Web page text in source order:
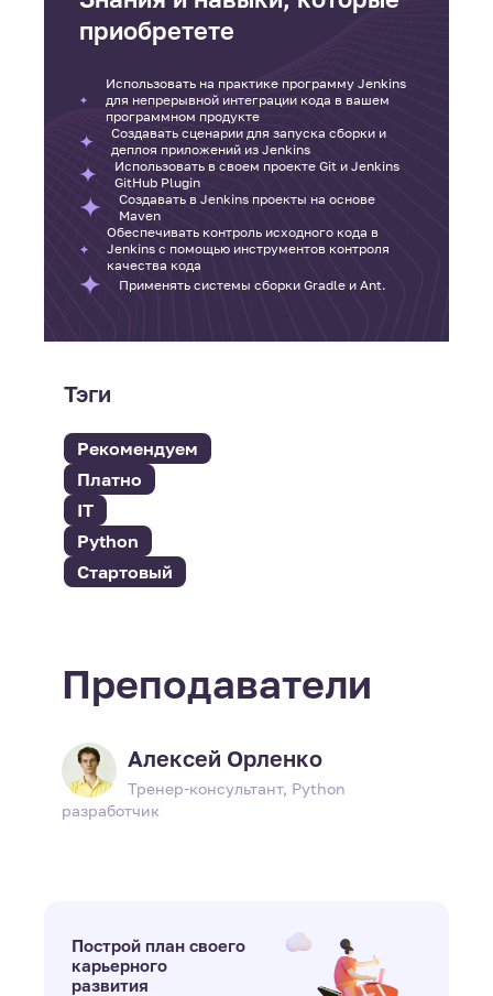
приобретете
Использовать на практике программу Jenkins
для непрерывной интеграции кода в вашем
программном продукте
Создавать сценарии для запуска сборки и
деплоя приложений из Jenkins
Использовать в своем проекте Git и Jenkins
GitHub Plugin
Создавать в Jenkins проекты на основе
Maven
Обеспечивать контроль исходного кода в
Jenkins с помощью инструментов контроля
качества кода
Применять системы сборки Gradle и Ant.
Тэги
Рекомендуем
Платно
IT
Python
Стартовый
Преподаватели
Алексей Орленко
Тренер-консультант, Python
разработчик
Построй план своего
карьерного
развития